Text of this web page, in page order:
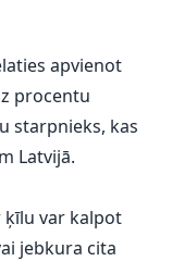
apvienot
procentu
starpnieks, kas
Latvijā.
ķīlu var kalpot
jebkura cita